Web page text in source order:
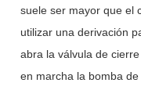
suele ser mayor que el
utilizar una derivación
abra la válvula de
en marcha la bomba